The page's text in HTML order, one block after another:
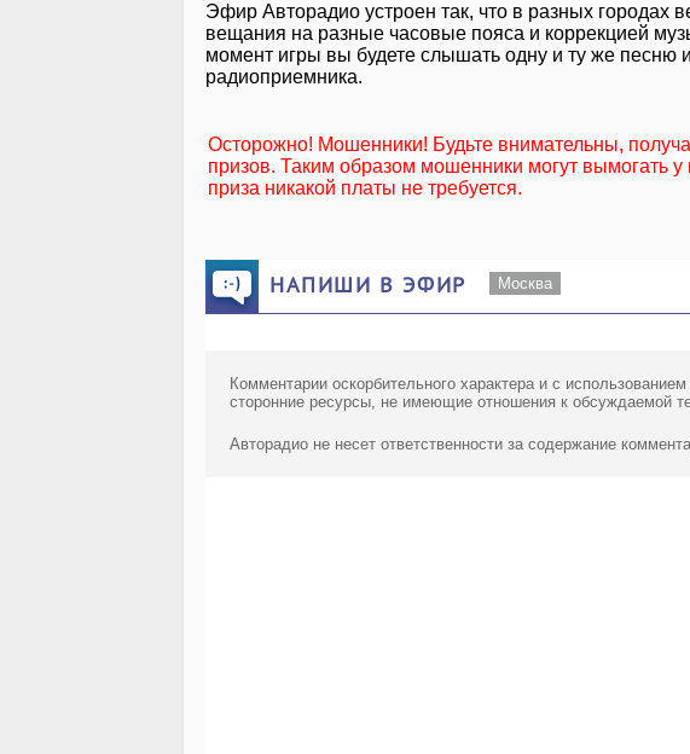
Эфир Авторадио устроен так, что в разных городах
вещания на разные часовые пояса и коррекцией
момент игры вы будете слышать одну и ту же песню
радиоприемника.
Осторожно! Мошенники! Будьте внимательны,
призов. Таким образом мошенники могут вымогать у
приза никакой платы не требуется.
НАПИШИ В ЭФИР Москва
Комментарии оскорбительного характера и с
сторонние ресурсы, не имеющие отношения к обсуждаемой
Авторадио не несет ответственности за содержание